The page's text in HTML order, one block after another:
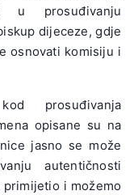
u prosuđivanju
dijeceze, gdje
osnovati komisiju i
prosuđivanja
opisane su na
jasno se može
autentičnosti
i možemo